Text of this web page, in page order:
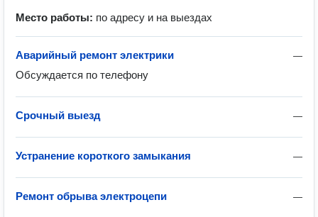
Место работы: по адресу и на выездах
—
Аварийный ремонт электрики
Обсуждается по телефону
—
Срочный выезд
—
Устранение короткого замыкания
—
Ремонт обрыва электроцепи